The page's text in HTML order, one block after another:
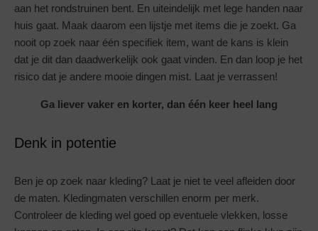
aan het rondstruinen bent. En uiteindelijk met lege handen naar
huis gaat. Maak daarom een lijstje met items die je zoekt. Ga
nooit op zoek naar één specifiek item, want de kans is klein
dat je dit dan daadwerkelijk ook gaat vinden. En dan loop je het
risico dat je andere mooie dingen mist. Laat je verrassen!
Ga liever vaker en korter, dan één keer heel lang
Denk in potentie
Ben je op zoek naar kleding? Laat je niet te veel afleiden door
de maten. Kledingmaten verschillen enorm per merk.
Controleer de kleding wel goed op eventuele vlekken, losse